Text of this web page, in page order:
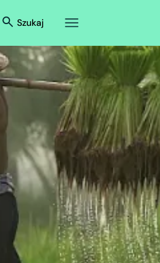
Szukaj